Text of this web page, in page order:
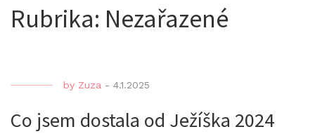
Rubrika: Nezařazené
by Zuza - 4.1.2025
Co jsem dostala od Ježíška 2024